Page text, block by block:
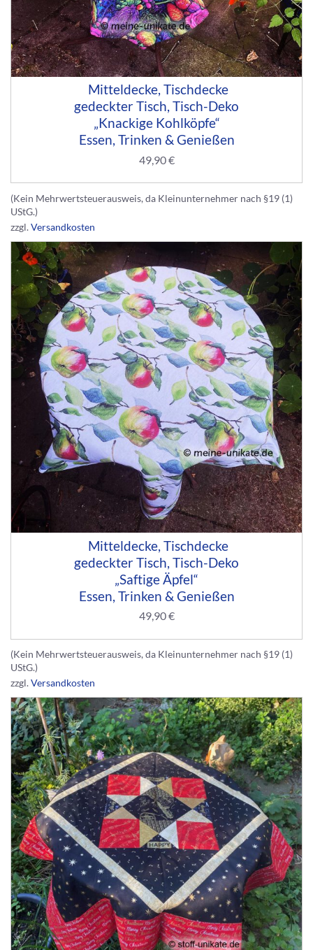
Mitteldecke, Tischdecke
gedeckter Tisch, Tisch-Deko
„Knackige Kohlköpfe“
Essen, Trinken & Genießen
49,90€
(Kein Mehrwertsteuerausweis, da Kleinunternehmer nach §19 (1)
UStG.)
zzgl.Versandkosten
Mitteldecke, Tischdecke
gedeckter Tisch, Tisch-Deko
„Saftige Äpfel“
Essen, Trinken & Genießen
49,90€
(Kein Mehrwertsteuerausweis, da Kleinunternehmer nach §19 (1)
UStG.)
zzgl.Versandkosten